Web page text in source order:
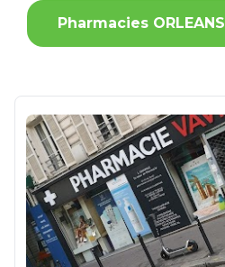
Pharmacies ORLEANS